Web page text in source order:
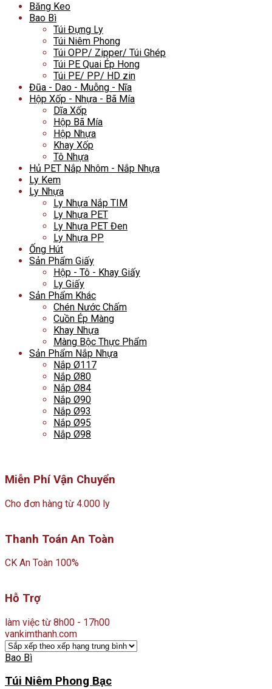
Băng Keo
Bao Bì
Túi Đựng Ly
Túi Niêm Phong
Túi OPP/ Zipper/ Túi Ghép
Túi PE Quai Ép Hong
Túi PE/ PP/ HD zin
Đũa - Dao - Muỗng - Nĩa
Hộp Xốp - Nhựa - Bã Mía
Dĩa Xốp
Hộp Bã Mía
Hộp Nhựa
Khay Xốp
Tô Nhựa
Hủ PET Nắp Nhôm - Nắp Nhựa
Ly Kem
Ly Nhựa
Ly Nhựa Nắp TIM
Ly Nhựa PET
Ly Nhựa PET Đen
Ly Nhựa PP
Ống Hút
Sản Phẩm Giấy
Hộp - Tô - Khay Giấy
Ly Giấy
Sản Phẩm Khác
Chén Nước Chấm
Cuồn Ép Màng
Khay Nhựa
Màng Bộc Thực Phẩm
Sản Phẩm Nắp Nhựa
Nắp Ø117
Nắp Ø80
Nắp Ø84
Nắp Ø90
Nắp Ø93
Nắp Ø95
Nắp Ø98
Miễn Phí Vận Chuyển
Cho đơn hàng từ 4.000 ly
Thanh Toán An Toàn
CK An Toàn 100%
Hỗ Trợ
làm việc từ 8h00 - 17h00
vankimthanh.com
Bao Bì
Túi Niêm Phong Bạc